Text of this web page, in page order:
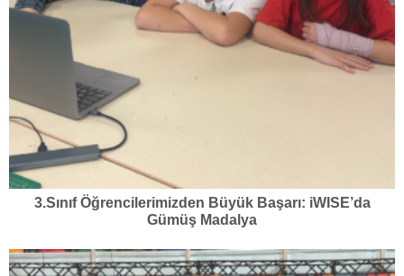
3.Sınıf Öğrencilerimizden Büyük Başarı: iWISE’da
Gümüş Madalya